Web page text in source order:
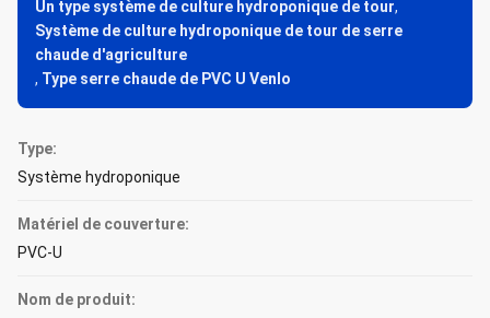
Un type système de culture hydroponique de tour,
Système de culture hydroponique de tour de serre
chaude d'agriculture
, Type serre chaude de PVC U Venlo
Type:
Système hydroponique
Matériel de couverture:
PVC-U
Nom de produit: